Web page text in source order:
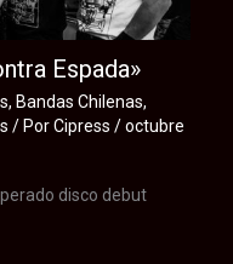
Espada»
, Bandas Chilenas,
/ PorCipress /octubre
disco debut